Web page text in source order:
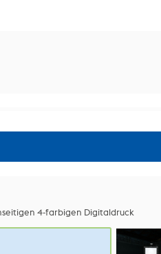
4-farbigen Digitaldruck